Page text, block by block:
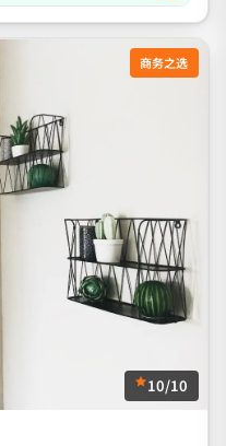
商务之选
10/10